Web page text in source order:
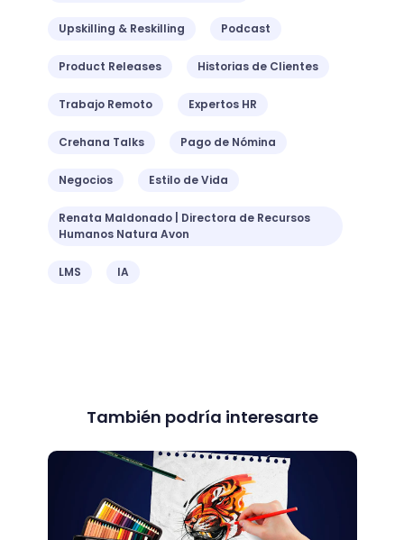
Upskilling & Reskilling Podcast
Product Releases Historias de Clientes
Trabajo Remoto Expertos HR
Crehana Talks Pago de Nómina
Negocios Estilo de Vida
Renata Maldonado | Directora de Recursos
Humanos Natura Avon
LMS IA
También podría interesarte